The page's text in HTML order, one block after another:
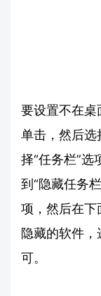
要设置不在桌
单击，然后选
择“任务栏”选
到“隐藏任务
项，然后在下
隐藏的软件，
可。